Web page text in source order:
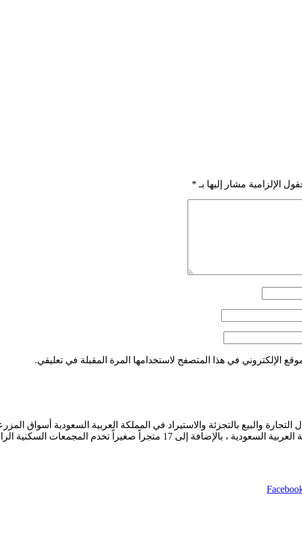
الإلزامية مشار إليها بـ *
الإلكتروني في هذا المتصفح لاستخدامها المرة المقبلة في تعليقي.
إلى 17 متجراً صغيراً تخدم المجمعات السكنية الراقية.